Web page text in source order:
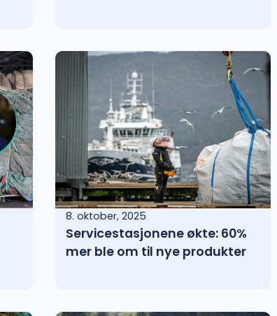
8. oktober, 2025
Servicestasjonene økte: 60%
mer ble om til nye produkter